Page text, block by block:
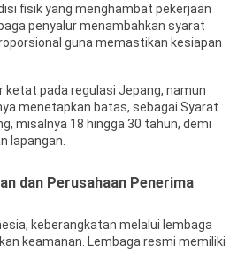
fisik yang menghambat pekerjaan
penyalur menambahkan syarat
guna memastikan kesiapan
ketat pada regulasi Jepang, namun
menetapkan batas, sebagai Syarat
misalnya 18 hingga 30 tahun, demi
lapangan.
dan Perusahaan Penerima
keberangkatan melalui lembaga
keamanan. Lembaga resmi memiliki